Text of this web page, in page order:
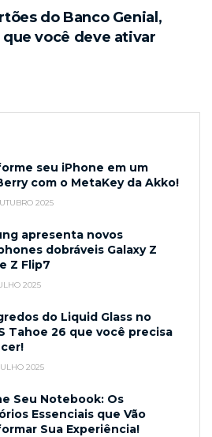
do Banco Genial,
você deve ativar
seu iPhone em um
com o MetaKey da Akko!
2025
apresenta novos
dobráveis Galaxy Z
Z Flip7
2025
do Liquid Glass no
Tahoe 26 que você precisa
2025
Seu Notebook: Os
Essenciais que Vão
Sua Experiência!